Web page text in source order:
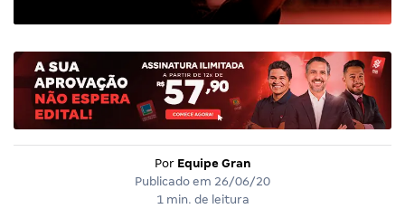
Por Equipe Gran
Publicado em 26/06/20
1 min. de leitura